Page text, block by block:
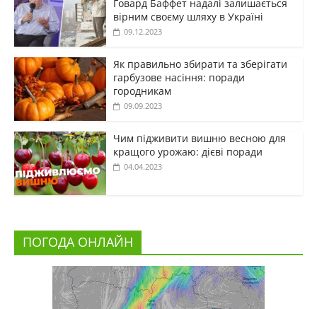
Говард Баффет надалі залишається
вірним своєму шляху в Україні
09.12.2023
Як правильно збирати та зберігати
гарбузове насіння: поради
городникам
09.09.2023
Чим підживити вишню весною для
кращого урожаю: дієві поради
04.04.2023
ПОГОДА ОНЛАЙН